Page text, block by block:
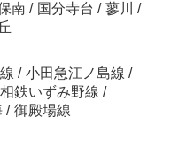
南 / 国分寺台 / 蓼川 /
/ 小田急江ノ島線 /
相鉄いずみ野線 /
/ 御殿場線